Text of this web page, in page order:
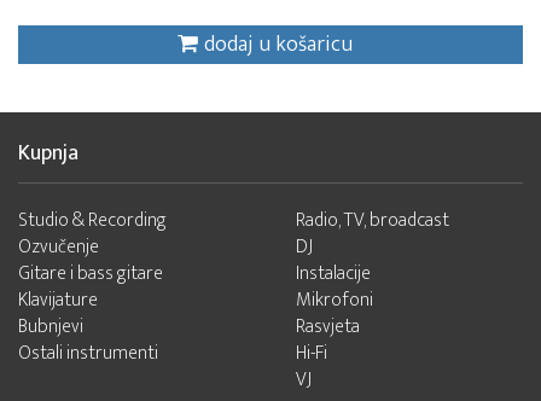
dodaj u košaricu
Kupnja
Studio & Recording
Ozvučenje
Gitare i bass gitare
Klavijature
Bubnjevi
Ostali instrumenti
Radio, TV, broadcast
DJ
Instalacije
Mikrofoni
Rasvjeta
Hi-Fi
VJ